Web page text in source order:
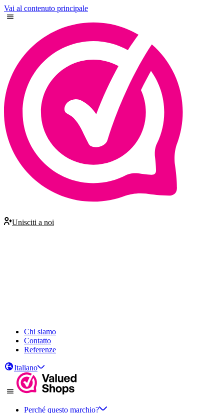
Vai al contenuto principale
Unisciti a noi
Chi siamo
Contatto
Referenze
Italiano
Perché questo marchio?